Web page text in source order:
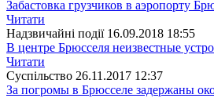
Забастовка грузчиков в аэропорту
Читати
Надзвичайні події 16.09.2018 18:55
В центре Брюсселя неизвестные
Читати
Суспiльство 26.11.2017 12:37
За погромы в Брюсселе задержаны